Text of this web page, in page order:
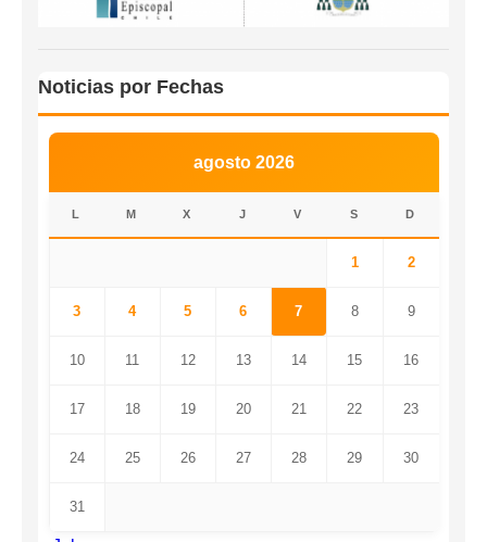
Noticias por Fechas
agosto 2026
L M X J V S D
1 2
3 4 5 6 7 8 9
10 11 12 13 14 15 16
17 18 19 20 21 22 23
24 25 26 27 28 29 30
31